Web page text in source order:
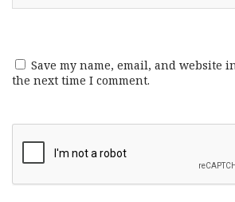
Save my name, email, and website
the next time I comment.